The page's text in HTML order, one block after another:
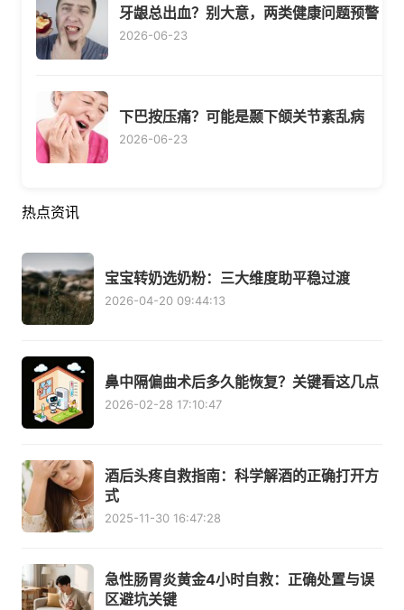
牙龈总出血？别大意，两类健康问题预警
2026-06-23
下巴按压痛？可能是颞下颌关节紊乱病
2026-06-23
热点资讯
宝宝转奶选奶粉：三大维度助平稳过渡
2026-04-20 09:44:13
鼻中隔偏曲术后多久能恢复？关键看这几点
2026-02-28 17:10:47
酒后头疼自救指南：科学解酒的正确打开方
式
2025-11-30 16:47:28
急性肠胃炎黄金4小时自救：正确处置与误
区避坑关键